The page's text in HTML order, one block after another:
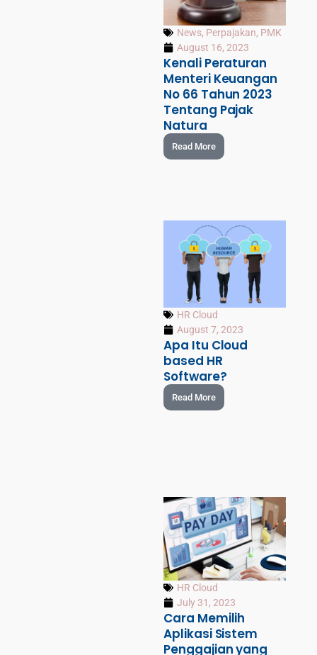
News, Perpajakan, PMK
August 16, 2023
Kenali Peraturan
Menteri Keuangan
No 66 Tahun 2023
Tentang Pajak
Natura
Read More
HR Cloud
August 7, 2023
Apa Itu Cloud
based HR
Software?
Read More
HR Cloud
July 31, 2023
Cara Memilih
Aplikasi Sistem
Penggajian yang